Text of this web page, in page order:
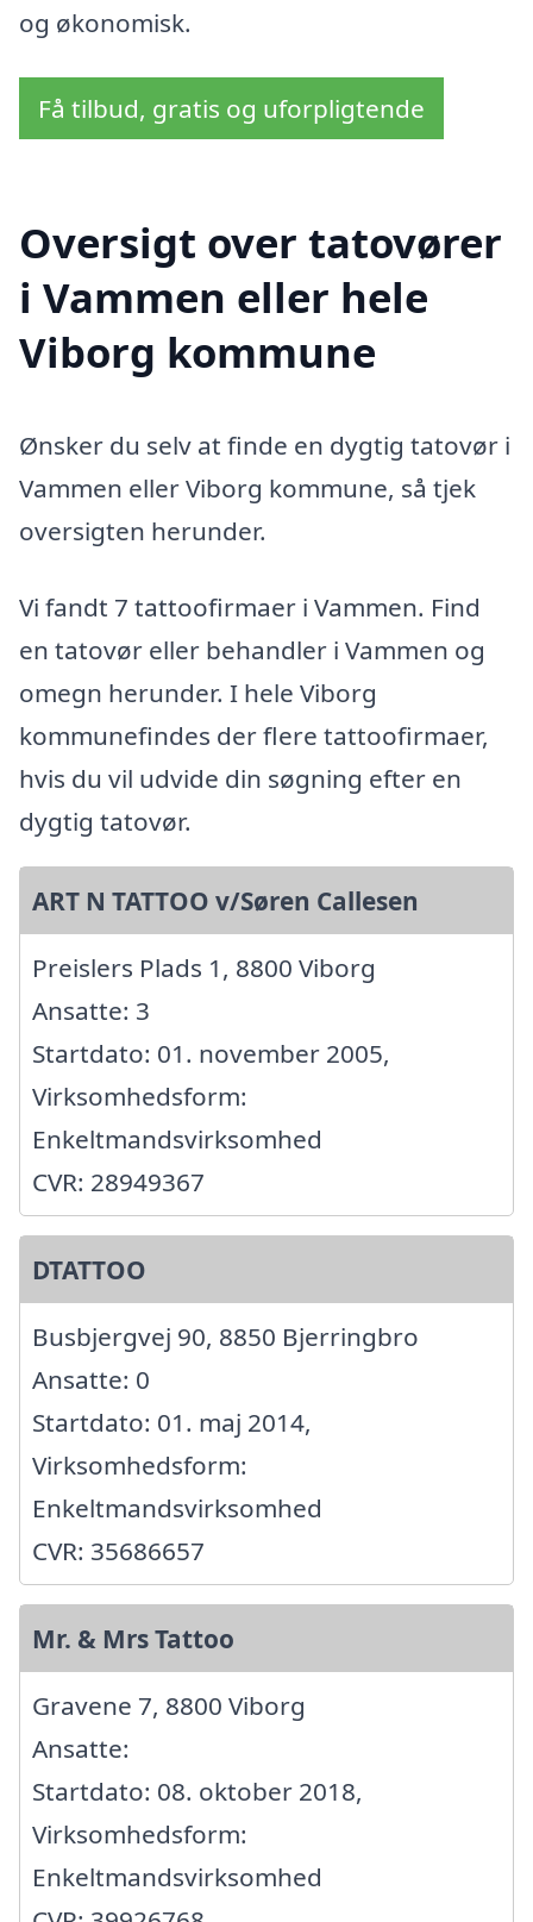
og økonomisk.
Få tilbud, gratis og uforpligtende
Oversigt over tatovører
i Vammen eller hele
Viborg kommune
Ønsker du selv at finde en dygtig tatovør i
Vammen eller Viborg kommune, så tjek
oversigten herunder.
Vi fandt 7 tattoofirmaer i Vammen. Find
en tatovør eller behandler i Vammen og
omegn herunder. I hele Viborg
kommunefindes der flere tattoofirmaer,
hvis du vil udvide din søgning efter en
dygtig tatovør.
ART N TATTOO v/Søren Callesen
Preislers Plads 1, 8800 Viborg
Ansatte: 3
Startdato: 01. november 2005,
Virksomhedsform:
Enkeltmandsvirksomhed
CVR: 28949367
DTATTOO
Busbjergvej 90, 8850 Bjerringbro
Ansatte: 0
Startdato: 01. maj 2014,
Virksomhedsform:
Enkeltmandsvirksomhed
CVR: 35686657
Mr. & Mrs Tattoo
Gravene 7, 8800 Viborg
Ansatte:
Startdato: 08. oktober 2018,
Virksomhedsform:
Enkeltmandsvirksomhed